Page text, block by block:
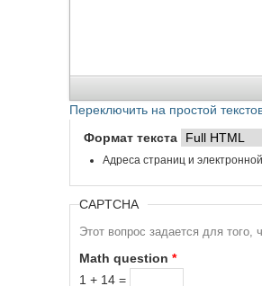
Переключить на простой
Формат текста
Адреса страниц и
CAPTCHA
Этот вопрос задается для
Math question *
1 + 14 =